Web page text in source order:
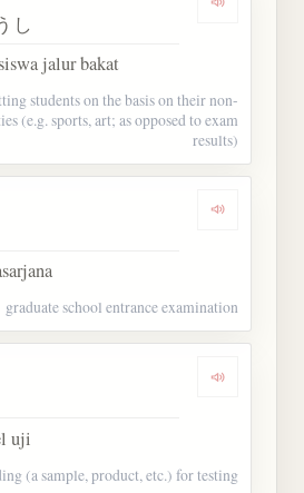
Dengarkan
し
jalur bakat
students on the basis on their non-
(e.g. sports, art; as opposed to exam
results)
Dengarkan
graduate school entrance examination
Dengarkan
uji
(a sample, product, etc.) for testing